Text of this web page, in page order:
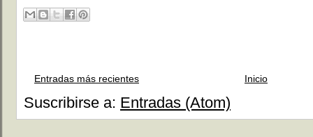
Entradas más recientes Inicio
Suscribirse a: Entradas (Atom)